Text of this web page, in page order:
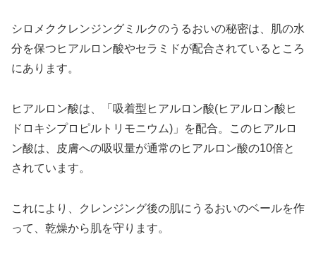
シロメククレンジングミルクのうるおいの秘密は、肌の水
分を保つヒアルロン酸やセラミドが配合されているところ
にあります。
ヒアルロン酸は、「吸着型ヒアルロン酸(ヒアルロン酸ヒ
ドロキシプロピルトリモニウム)」を配合。このヒアルロ
ン酸は、皮膚への吸収量が通常のヒアルロン酸の10倍と
されています。
これにより、クレンジング後の肌にうるおいのベールを作
って、乾燥から肌を守ります。